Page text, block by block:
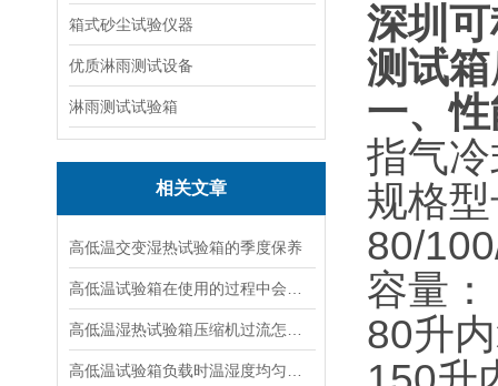
箱式砂尘试验仪器
优质淋雨测试设备
淋雨测试试验箱
相关文章
高低温交变湿热试验箱的季度保养
深圳
测试箱
一、
指气
规格
80/
容量：
80升